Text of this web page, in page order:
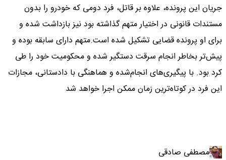
جریان این پرونده، علاوه بر قاتل، فرد دومی که خودرو را بدون
مستندات قانونی در اختیار متهم گذاشته بود نیز بازداشت شده و
برای او پرونده قضایی تشکیل شده است.متهم دارای سابقه بوده و
پیش‌تر بخاطر انجام سرقت دستگیر شده و محکومیت خود را طی
کرد بود. با پیگیری‌های انجام‌شده و هماهنگی با دادستانی، مجازات
این فرد در کوتاه‌ترین زمان ممکن اجرا خواهد شد
مصطفی صادقی